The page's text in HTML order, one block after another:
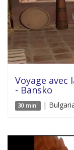
Voyage avec
- Bansko
30 min' |